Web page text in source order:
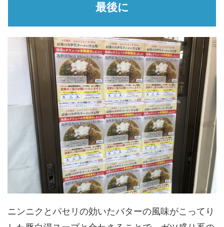
最後に
ニンニクとパセリの効いたバターの風味がこってり